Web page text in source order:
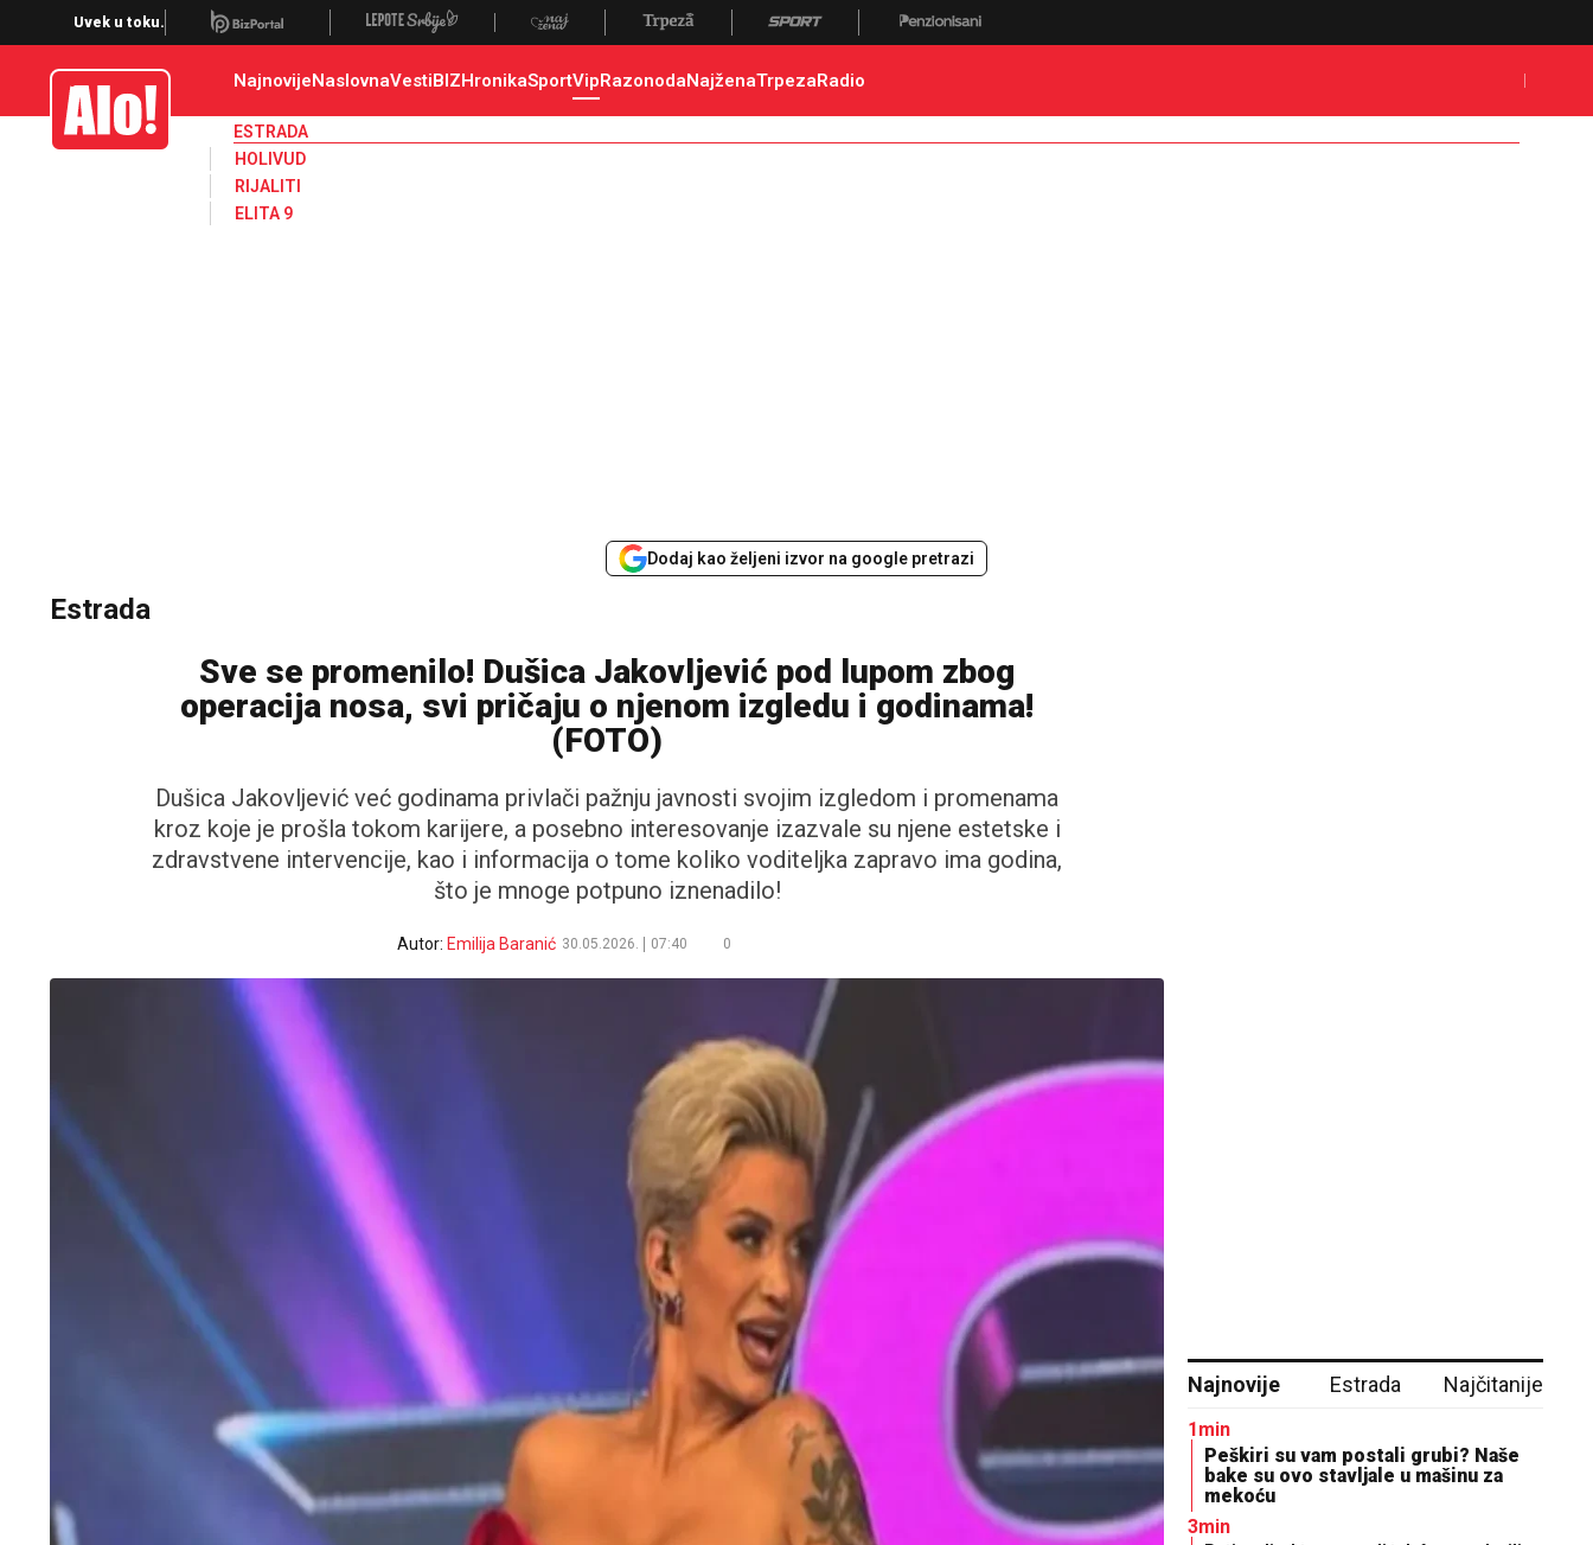
Uvek u toku.
Alo NajnovijeNaslovnaVestiBIZHronikaSportVipRazonodaNajženaTrpezaRadio
ESTRADA
HOLIVUD
RIJALITI
ELITA 9
Dodaj kao željeni izvor na google pretrazi
Estrada
Sve se promenilo! Dušica Jakovljević pod lupom zbog
operacija nosa, svi pričaju o njenom izgledu i godinama!
(FOTO)
Dušica Jakovljević već godinama privlači pažnju javnosti svojim izgledom i promenama
kroz koje je prošla tokom karijere, a posebno interesovanje izazvale su njene estetske i
zdravstvene intervencije, kao i informacija o tome koliko voditeljka zapravo ima godina,
što je mnoge potpuno iznenadilo!
Autor: Emilija Baranić 30.05.2026. 07:40 0
Najnovije Estrada Najčitanije
1min
Peškiri su vam postali grubi? Naše
bake su ovo stavljale u mašinu za
mekoću
3min